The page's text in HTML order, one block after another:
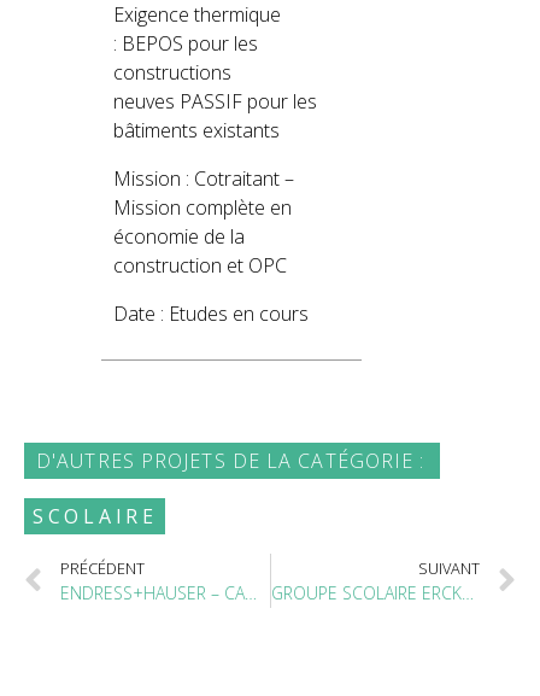
Exigence thermique
: BEPOS pour les
constructions
neuves PASSIF pour les
bâtiments existants
Mission : Cotraitant –
Mission complète en
économie de la
construction et OPC
Date : Etudes en cours
D'AUTRES PROJETS DE LA CATÉGORIE :
SCOLAIRE
PRÉCÉDENT SUIVANT
GROUPE SCOLAIRE ERCKMANN CHATRIAN, STRASBOURG (67)